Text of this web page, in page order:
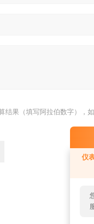
仪
结果（填写阿拉伯数字），